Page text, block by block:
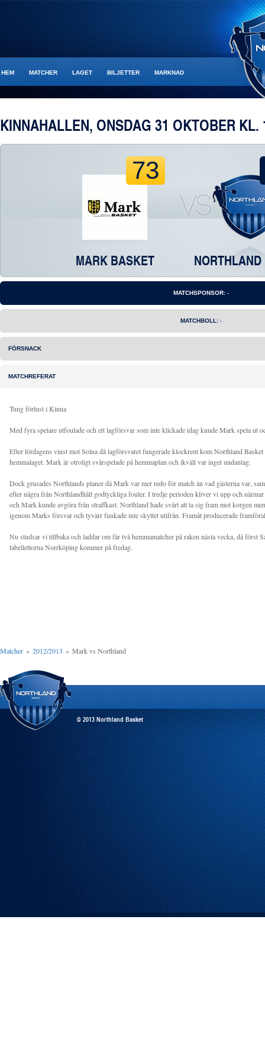
HEM MATCHER LAGET BILJETTER MARKNAD
KINNAHALLEN, ONSDAG 31 OKTOBER KL.
73
MARK BASKET
MATCHSPONSOR: -
MATCHBOLL: -
FÖRSNACK
MATCHREFERAT
Tung förlust i Kinna
Med fyra spelare utfoulade och ett lagförsvar som inte klickade idag kunde Mark spela ut
Efter lördagens vinst mot Solna då lagförsvaret fungerade klockrent kom Northland
hemmalaget. Mark är otroligt svårspelade på hemmaplan och ikväll var inget undantag.
Dock grusades Northlands planer då Mark var mer redo för match än vad gästerna var,
efter några från Northlandhåll godtyckliga fouler. I tredje perioden kliver vi upp och
och Mark kunde avgöra från straffkast. Northland hade svårt att ta sig fram mot korgen
igenom Marks försvar och tyvärr funkade inte skyttet utifrån. Framåt producerade
Nu studsar vi tillbaka och laddar om får två hemmamatcher på raken nästa vecka, då först
tabellettorna Norrköping kommer på fredag.
Matcher » 2012/2013 » Mark vs Northland
© 2013 Northland Basket